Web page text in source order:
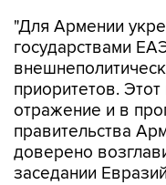
"Для Армении
государствами
приоритетов.
отражение и в
правительства
доверено
заседании